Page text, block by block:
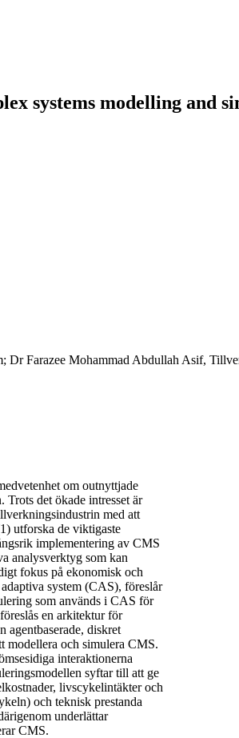
systems modelling and
Dr Farazee Mohammad Abdullah Asif,
om outnyttjade
det ökade intresset är
med att
utforska de viktigaste
implementering av CMS
analysverktyg som kan
fokus på ekonomisk och
system (CAS), föreslår
som används i CAS för
en arkitektur för
agentbaserade, diskret
modellera och simulera CMS.
interaktionerna
syftar till att ge
livscykelintäkter och
och teknisk prestanda
underlättar
CMS.